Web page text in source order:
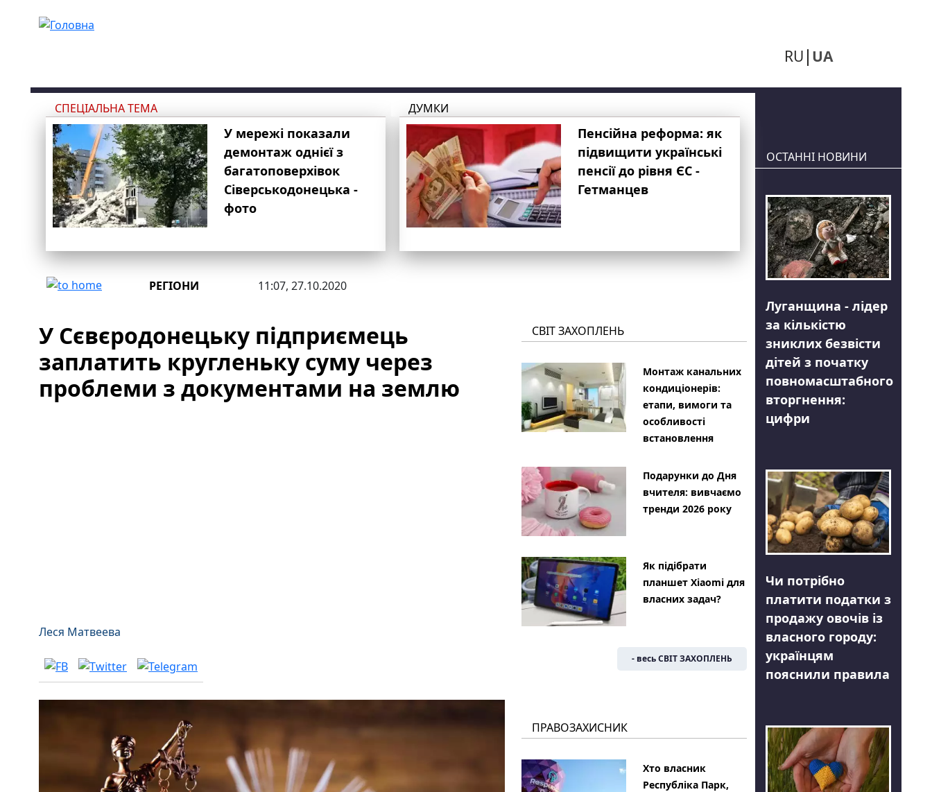
RU UA
СПЕЦІАЛЬНА ТЕМА
У мережі показали
демонтаж однієї з
багатоповерхівок
Сіверськодонецька -
фото
ДУМКИ
Пенсійна реформа: як
підвищити українські
пенсії до рівня ЄС -
Гетманцев
РЕГІОНИ 11:07, 27.10.2020
У Сєвєродонецьку підприємець
заплатить кругленьку суму через
проблеми з документами на землю
Леся Матвеева
СВІТ ЗАХОПЛЕНЬ
Монтаж канальних
кондиціонерів:
етапи, вимоги та
особливості
встановлення
Подарунки до Дня
вчителя: вивчаємо
тренди 2026 року
Як підібрати
планшет Xiaomi для
власних задач?
- весь СВІТ ЗАХОПЛЕНЬ
ПРАВОЗАХИСНИК
Хто власник
Республіка Парк,
ОСТАННІ НОВИНИ
Луганщина - лідер
за кількістю
зниклих безвісти
дітей з початку
повномасштабного
вторгнення:
цифри
Чи потрібно
платити податки з
продажу овочів із
власного городу:
українцям
пояснили правила